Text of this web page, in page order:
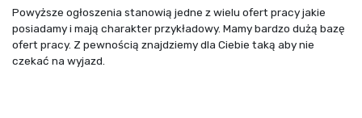
Powyższe ogłoszenia stanowią jedne z wielu ofert pracy jakie
posiadamy i mają charakter przykładowy. Mamy bardzo dużą bazę
ofert pracy. Z pewnością znajdziemy dla Ciebie taką aby nie
czekać na wyjazd.